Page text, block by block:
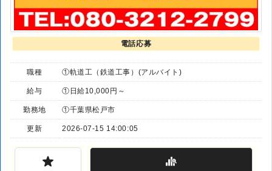
電話応募
職種 ①軌道工（鉄道工事）(アルバイト)
給与 ①日給10,000円～
勤務地 ①千葉県松戸市
更新 2026-07-15 14:00:05